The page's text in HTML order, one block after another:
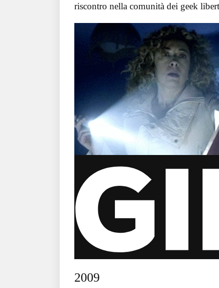
riscontro nella comunità dei geek
via GIPHY
2009